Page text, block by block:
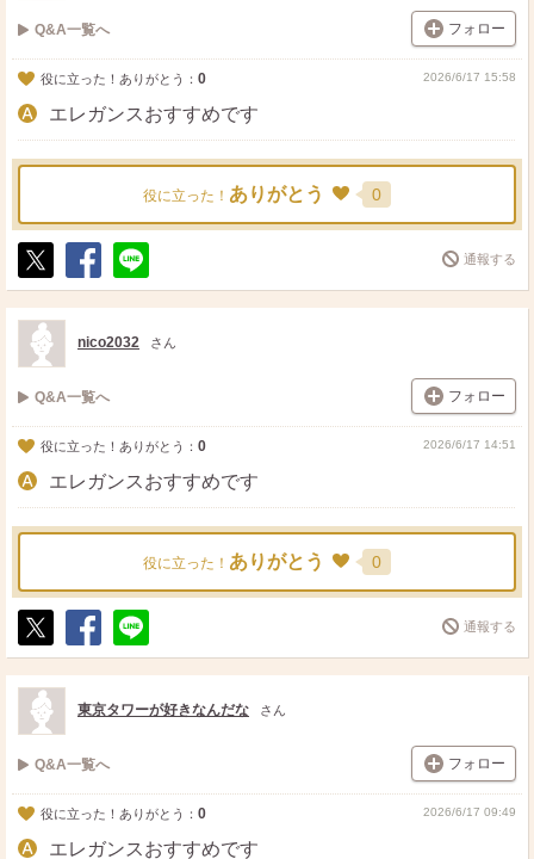
Q&A一覧へ フォロー
役に立った！ありがとう： 0 2026/6/17 15:58
エレガンスおすすめです
役に立った！ ありがとう 0
ポ
ス
ト
シ
ェ
送
る
通報する
nico2032 さん
Q&A一覧へ フォロー
役に立った！ありがとう： 0 2026/6/17 14:51
エレガンスおすすめです
役に立った！ ありがとう 0
ポ
ス
ト
シ
ェ
送
る
通報する
東京タワーが好きなんだな さん
Q&A一覧へ フォロー
役に立った！ありがとう： 0 2026/6/17 09:49
エレガンスおすすめです